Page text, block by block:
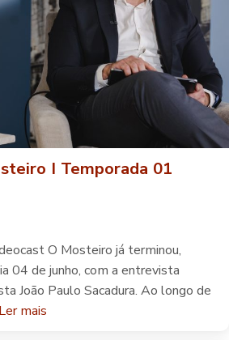
I Temporada 01
O Mosteiro já terminou,
04 de junho, com a entrevista
João Paulo Sacadura. Ao longo de
Ler mais